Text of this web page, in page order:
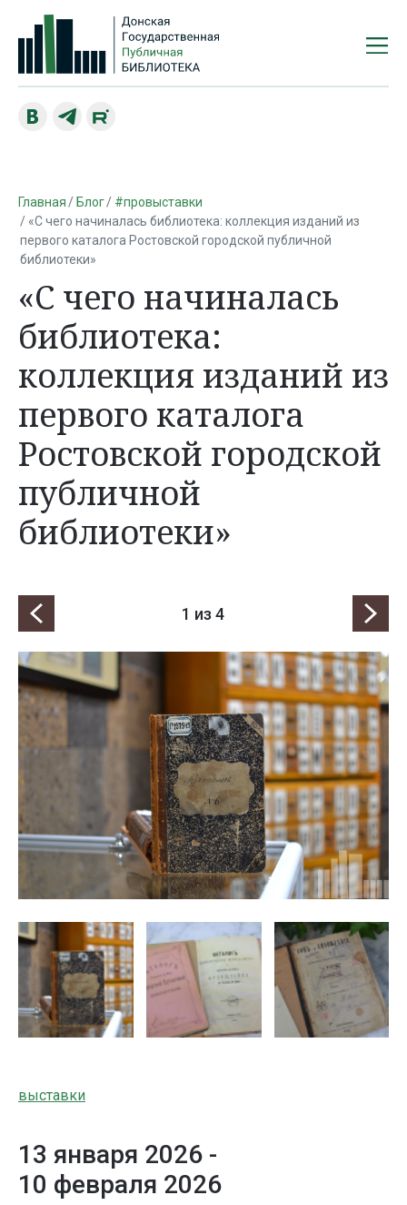
Главная Блог
#провыставки
«С чего начиналась библиотека: коллекция изданий из
первого каталога Ростовской городской публичной
библиотеки»
«С чего начиналась
библиотека:
коллекция изданий из
первого каталога
Ростовской городской
публичной
библиотеки»
1 из 4
выставки
13 января 2026 -
10 февраля 2026